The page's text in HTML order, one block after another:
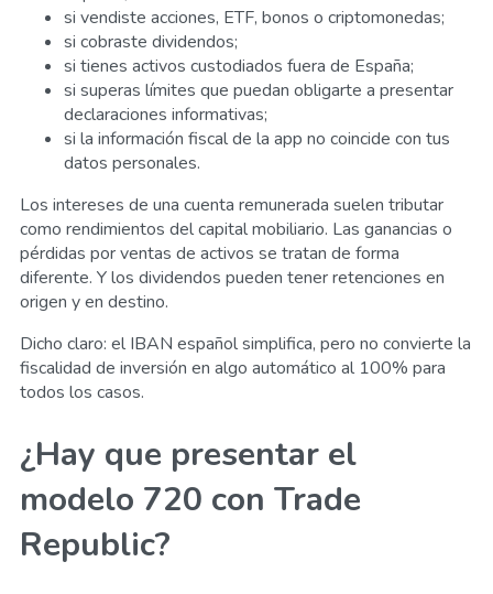
si vendiste acciones, ETF, bonos o criptomonedas;
si cobraste dividendos;
si tienes activos custodiados fuera de España;
si superas límites que puedan obligarte a presentar
declaraciones informativas;
si la información fiscal de la app no coincide con tus
datos personales.
Los intereses de una cuenta remunerada suelen tributar
como rendimientos del capital mobiliario. Las ganancias o
pérdidas por ventas de activos se tratan de forma
diferente. Y los dividendos pueden tener retenciones en
origen y en destino.
Dicho claro: el IBAN español simplifica, pero no convierte la
fiscalidad de inversión en algo automático al 100% para
todos los casos.
¿Hay que presentar el
modelo 720 con Trade
Republic?